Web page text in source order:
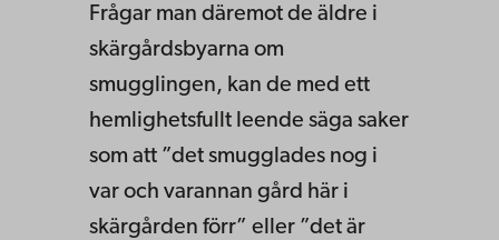
Frågar man däremot de äldre i
skärgårdsbyarna om
smugglingen, kan de med ett
hemlighetsfullt leende säga saker
som att ”det smugglades nog i
var och varannan gård här i
skärgården förr” eller ”det är